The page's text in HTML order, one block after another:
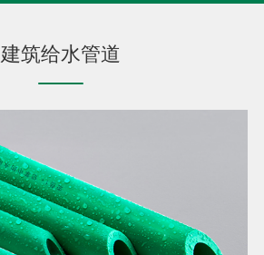
建筑给水管道